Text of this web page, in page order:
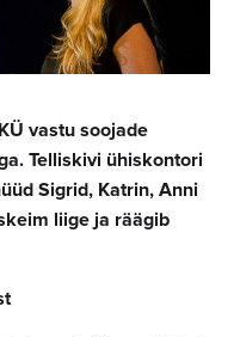
vastu soojade
Telliskivi ühiskontori
Sigrid, Katrin, Anni
liige ja räägib